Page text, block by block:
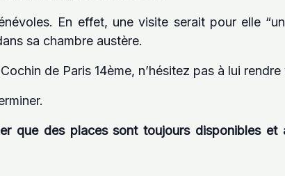
En effet, une visite serait pour elle
sa chambre austère.
de Paris 14ème, n’hésitez pas à lui rendre
que des places sont toujours disponibles et